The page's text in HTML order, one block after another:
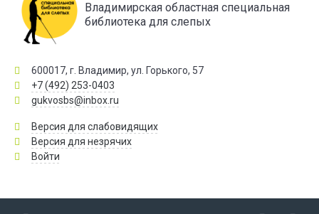
Владимирская областная специальная
библиотека для слепых
600017, г. Владимир, ул. Горького, 57
+7 (492) 253-0403
gukvosbs@inbox.ru
Версия для слабовидящих
Версия для незрячих
Войти